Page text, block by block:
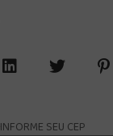
INFORME SEU CEP